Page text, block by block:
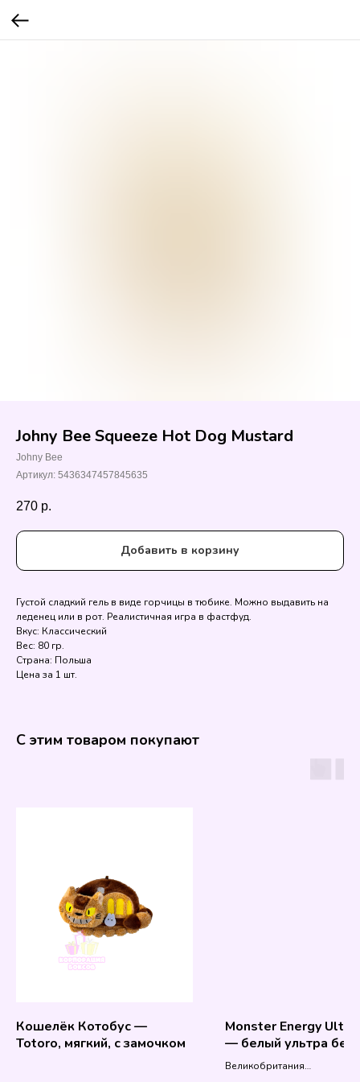
Johny Bee Squeeze Hot Dog Mustard
Johny Bee
Артикул: 5436347457845635
270 р.
Добавить в корзину
Густой сладкий гель в виде горчицы в тюбике. Можно выдавить на
леденец или в рот. Реалистичная игра в фастфуд.
Вкус: Классический
Вес: 80 гр.
Страна: Польша
Цена за 1 шт.
С этим товаром покупают
Кошелёк Котобус —
Totoro, мягкий, с замочком
Monster Energy
— белый ультра без
Великобритания